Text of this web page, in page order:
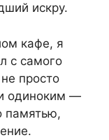
искру.
кафе, я
с самого
просто
одиноким —
памятью,